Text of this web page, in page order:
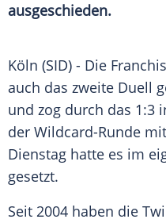
ausgeschieden.
Köln (SID) - Die
auch das zweite Duell
und zog durch das 1:3
der Wildcard-Runde
Dienstag hatte es im
gesetzt.
Seit 2004 haben die